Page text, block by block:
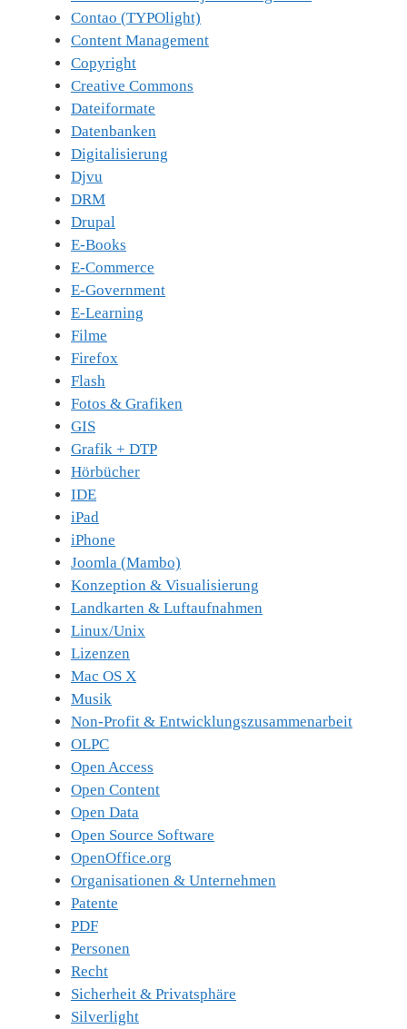
Contao (TYPOlight)
Content Management
Copyright
Creative Commons
Dateiformate
Datenbanken
Digitalisierung
Djvu
DRM
Drupal
E-Books
E-Commerce
E-Government
E-Learning
Filme
Firefox
Flash
Fotos & Grafiken
GIS
Grafik + DTP
Hörbücher
IDE
iPad
iPhone
Joomla (Mambo)
Konzeption & Visualisierung
Landkarten & Luftaufnahmen
Linux/Unix
Lizenzen
Mac OS X
Musik
Non-Profit & Entwicklungszusammenarbeit
OLPC
Open Access
Open Content
Open Data
Open Source Software
OpenOffice.org
Organisationen & Unternehmen
Patente
PDF
Personen
Recht
Sicherheit & Privatsphäre
Silverlight